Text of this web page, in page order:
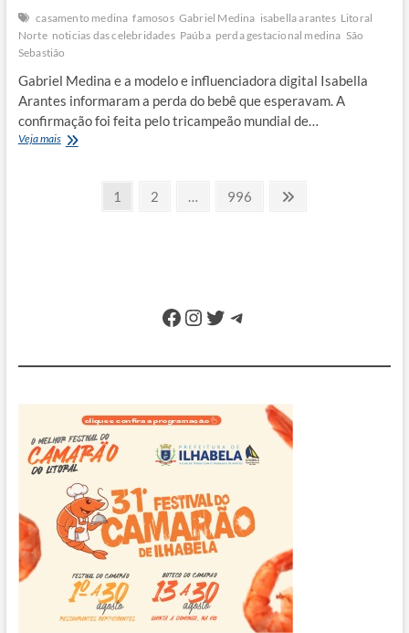
casamento medina famosos Gabriel Medina isabella arantes Litoral
Norte noticias das celebridades Paúba perda gestacional medina São
Sebastião
Gabriel Medina e a modelo e influenciadora digital Isabella
Arantes informaram a perda do bebê que esperavam. A
confirmação foi feita pelo tricampeão mundial de…
Veja maisGabriel
PaginaçãoPage
1 Page
2 … Page
996
Facebook
Instagram
Twitter
Telegram